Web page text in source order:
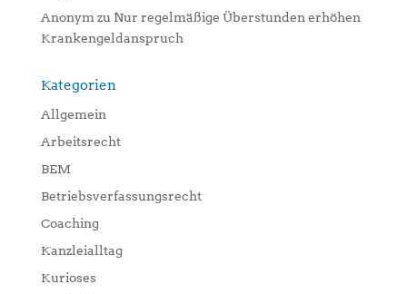
Anonym zu Nur regelmäßige Überstunden erhöhen
Krankengeldanspruch
Kategorien
Allgemein
Arbeitsrecht
BEM
Betriebsverfassungsrecht
Coaching
Kanzleialltag
Kurioses